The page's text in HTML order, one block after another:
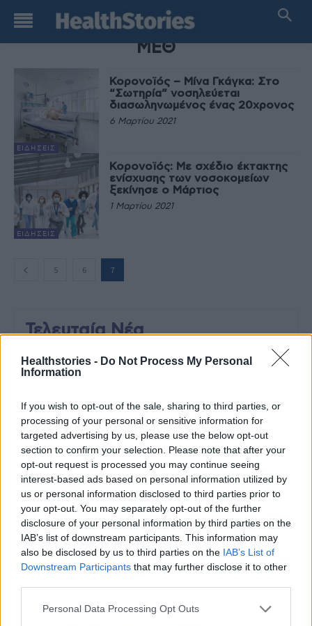
Healthstories - Do Not Process My Personal
Information
If you wish to opt-out of the sale, sharing to third parties, or
processing of your personal or sensitive information for
targeted advertising by us, please use the below opt-out
section to confirm your selection. Please note that after your
opt-out request is processed you may continue seeing
interest-based ads based on personal information utilized by
us or personal information disclosed to third parties prior to
your opt-out. You may separately opt-out of the further
disclosure of your personal information by third parties on the
IAB’s list of downstream participants. This information may
also be disclosed by us to third parties on the IAB’s List of
Downstream Participants that may further disclose it to other
Personal Data Processing Opt Outs
TAG
ΜΕΘ
ΕΙΔΉΣΕΙΣ
Κορονοϊός – Μίνα Γκάγκα: Στο
“Σωτηρία” νοσηλεύεται
διασωληνωμένος ένας 20χρονος
6 Μαρτίου 2021
ΕΙΔΉΣΕΙΣ
Κορονοϊός: Με σχέδιο έκτακτης
ενίσχυσης των νοσοκομείων
ξεκίνησε ο Μάρτιος
1 Μαρτίου 2021
5 6 7
Τελευταία Νέα
9 πράγματα που δεν πρέπει να
λέτε σε έναν επισκέπτη
Πάνω από 100 μωρά έχουν
γεννηθεί μέσω εξωσωματικής, με
την υποστήριξη της Be-Live
27 Φεβρουαρίου 2026
Μεταπροπονητική πείνα: Ο λόγος
που θέλεις να καταβροχθίσεις τα
πάντα μετά την άσκηση
27 Φεβρουαρίου 2026